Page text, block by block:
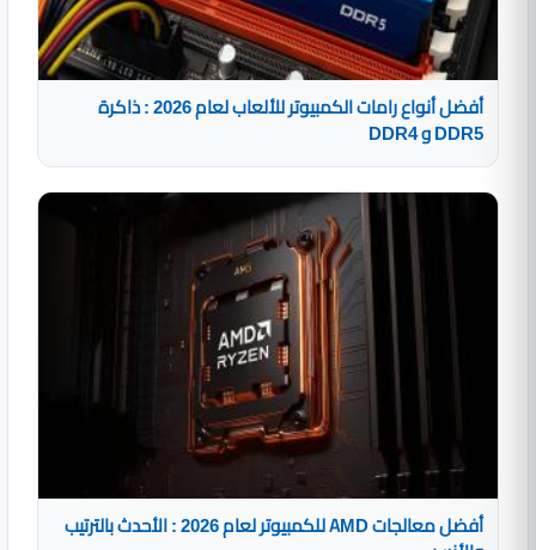
أفضل أنواع رامات الكمبيوتر للألعاب لعام 2026 : ذاكرة
DDR5 و DDR4
أفضل معالجات AMD للكمبيوتر لعام 2026 : الأحدث بالترتيب